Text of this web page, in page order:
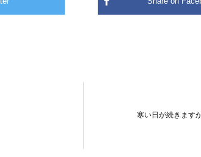
寒い日が続きます